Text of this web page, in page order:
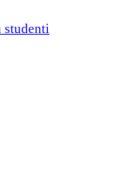
studenti